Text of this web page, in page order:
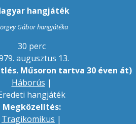
hangjáték
Gábor hangjátéka
30 perc
augusztus 13.
Műsoron tartva 30 éven át)
Háborús |
hangjáték
Megközelítés:
Tragikomikus |